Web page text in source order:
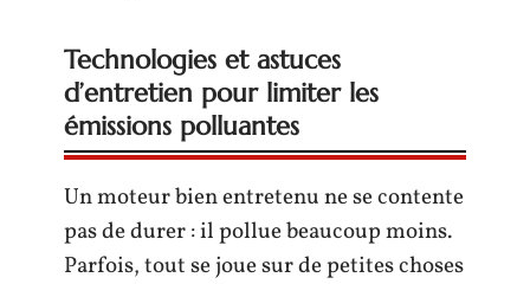
Technologies et astuces
d’entretien pour limiter les
émissions polluantes
Un moteur bien entretenu ne se contente
pas de durer : il pollue beaucoup moins.
Parfois, tout se joue sur de petites choses